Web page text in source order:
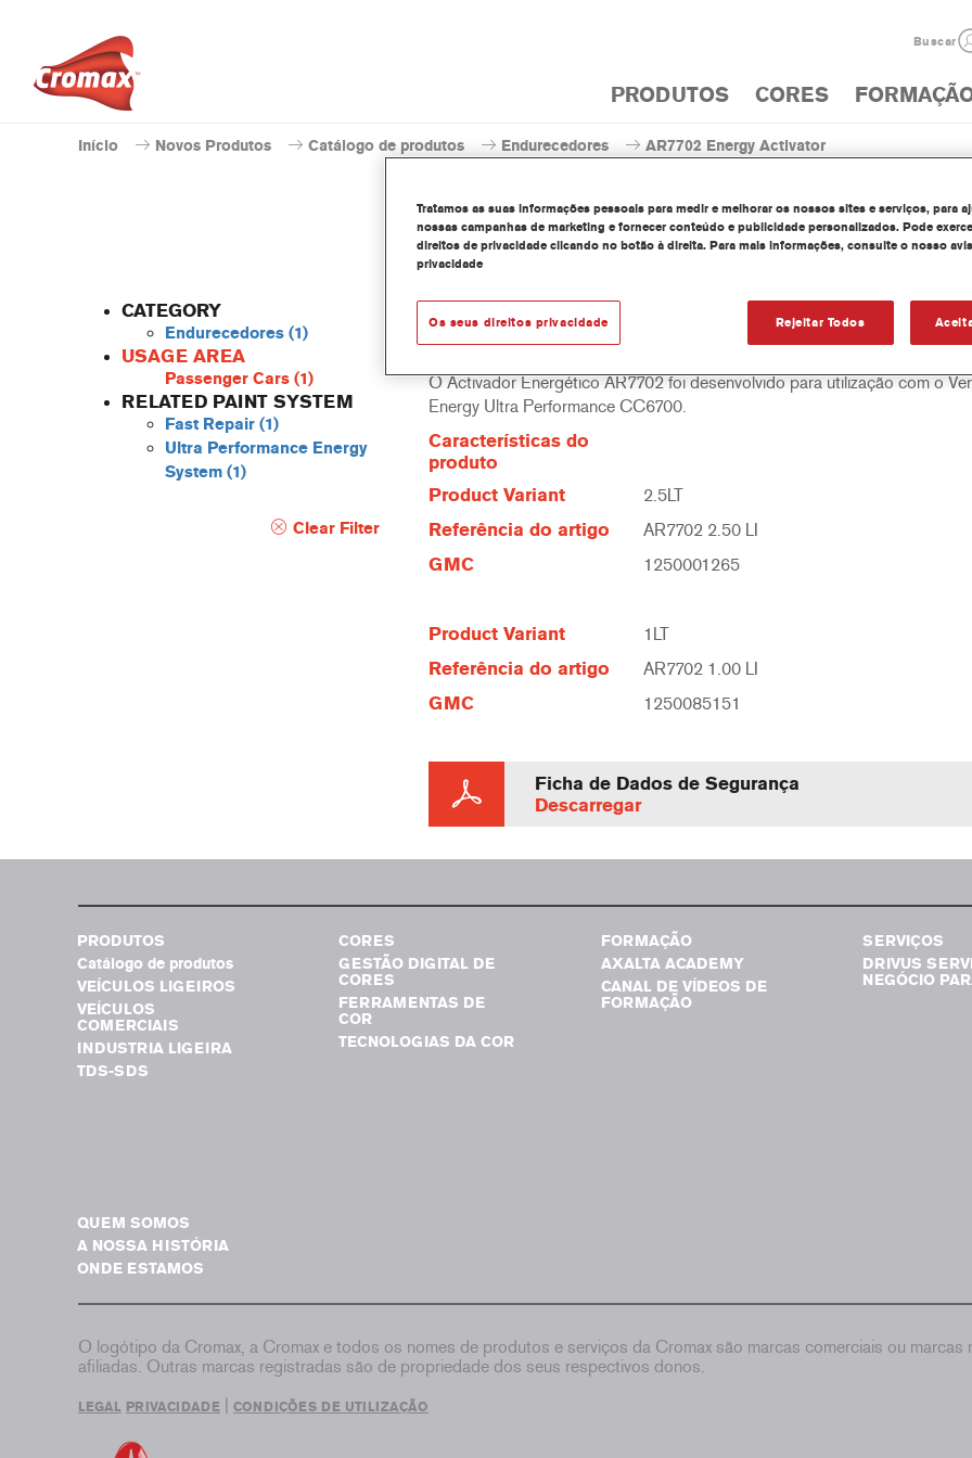
Buscar
PRODUTOS CORES
Início Novos Produtos Catálogo de produtos Endurecedores AR7702 Energy Activator
CATEGORY
Endurecedores (1)
USAGE AREA
Passenger Cars (1)
RELATED PAINT SYSTEM
Fast Repair (1)
Ultra Performance Energy
System (1)
Clear Filter
O Activador Energético AR7702 foi desenvolvido para utilização com o
Energy Ultra Performance CC6700.
Características do
produto
Product Variant
2.5LT
Referência do artigo AR7702 2.50 LI
GMC 1250001265
Product Variant 1LT
Referência do artigo AR7702 1.00 LI
GMC 1250085151
Ficha de Dados de Segurança
Descarregar
PRODUTOS
Catálogo de produtos
VEÍCULOS LIGEIROS
VEÍCULOS
COMERCIAIS
INDUSTRIA LIGEIRA
TDS-SDS
CORES
GESTÃO DIGITAL DE
CORES
FERRAMENTAS DE
COR
TECNOLOGIAS DA COR
FORMAÇÃO
AXALTA ACADEMY
CANAL DE VÍDEOS DE
FORMAÇÃO
SERVIÇOS
DRIVUS
NEGÓCIO
QUEM SOMOS
A NOSSA HISTÓRIA
ONDE ESTAMOS
O logótipo da Cromax, a Cromax e todos os nomes de produtos e serviços da Cromax são marcas comerciais ou
afiliadas. Outras marcas registradas são de propriedade dos seus respectivos donos.
LEGAL PRIVACIDADE CONDIÇÕES DE UTILIZAÇÃO
Tratamos as suas informações pessoais para medir e melhorar os nossos sites e serviços, para
nossas campanhas de marketing e fornecer conteúdo e publicidade personalizados. Pode
direitos de privacidade clicando no botão à direita. Para mais informações, consulte o nosso
privacidade
Rejeitar Todos
Os seus direitos privacidade